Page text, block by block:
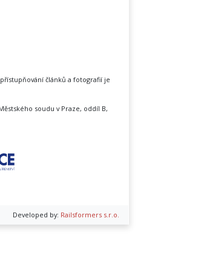
článků a fotografií je
soudu v Praze, oddíl B,
Developed by: Railsformers s.r.o.